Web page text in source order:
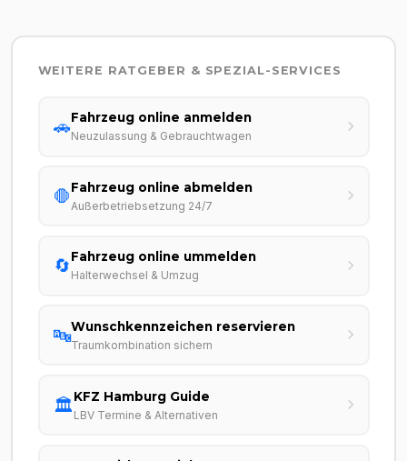
WEITERE RATGEBER & SPEZIAL-SERVICES
🚗Fahrzeug online anmelden
Neuzulassung & Gebrauchtwagen
🛑Fahrzeug online abmelden
Außerbetriebsetzung 24/7
🔄Fahrzeug online ummelden
Halterwechsel & Umzug
🔤Wunschkennzeichen reservieren
Traumkombination sichern
🏛️KFZ Hamburg Guide
LBV Termine & Alternativen